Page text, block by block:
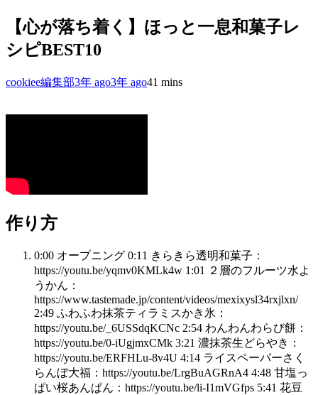
【心が落ち着く】ほっと一息和菓子レ
シピBEST10
cookiee編集部3年 ago3年 ago41 mins
作り方
0:00 オープニング 0:11 きらきら透明和菓子：
https://youtu.be/yqmv0KMLk4w 1:01 ２層のフルーツ水よ
うかん：
https://www.tastemade.jp/content/videos/mexixysl34rxjlxn/
2:49 ふわふわ抹茶ティラミスかき氷：
https://youtu.be/_6USSdqKCNc 2:54 わんわんわらび餅：
https://youtu.be/0-iUgjmxCMk 3:21 濃抹茶生どらやき：
https://youtu.be/ERFHLu-8v4U 4:14 ライスペーパーさく
らんぼ大福：https://youtu.be/LrgBuAGRnA4 4:48 甘塩っ
ぱい桜あんぱん：https://youtu.be/li-I1mVGfps 5:41 花豆